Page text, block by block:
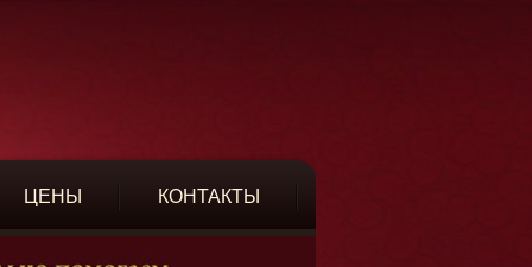
ЦЕНЫ КОНТАКТЫ